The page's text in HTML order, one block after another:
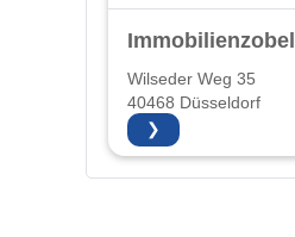
Immobilienzobel
Wilseder Weg 35
40468 Düsseldorf
❯